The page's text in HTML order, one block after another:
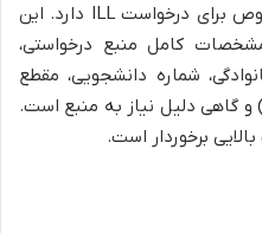
کتابخانه دانشگاه شما فرمی مخصوص برای درخواست ILL دارد. این
کامل منبع درخواستی،
شماره دانشجویی، مقطع
گاهی دلیل نیاز به منبع است.
برخوردار است.